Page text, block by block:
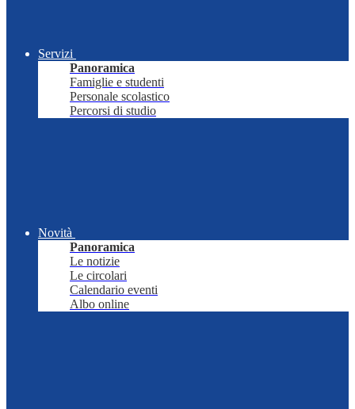
Servizi
Panoramica
Famiglie e studenti
Personale scolastico
Percorsi di studio
Novità
Panoramica
Le notizie
Le circolari
Calendario eventi
Albo online